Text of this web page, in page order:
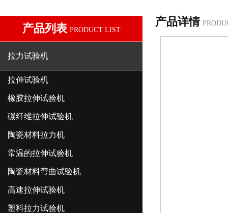
产品列表 PRODUCT LIST
拉力试验机
拉伸试验机
橡胶拉伸试验机
碳纤维拉伸试验机
陶瓷材料拉力机
常温的拉伸试验机
陶瓷材料弯曲试验机
高速拉伸试验机
塑料拉力试验机
产品详情